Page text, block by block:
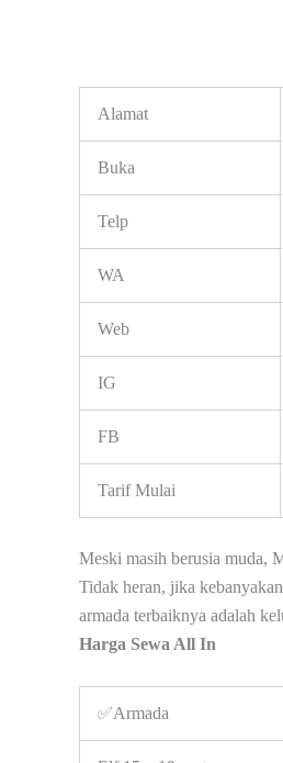
Alamat
Buka
Telp
WA
Web
IG
FB
Tarif Mulai
Meski masih berusia muda,
Tidak heran, jika
armada terbaiknya adalah
Harga Sewa All In
✅Armada